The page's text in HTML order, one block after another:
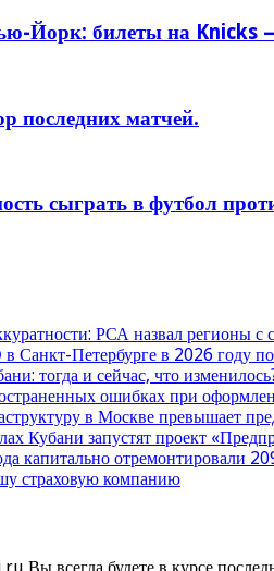
Йорк: билеты на Knicks
последних матчей.
сыграть в футбол
РСА назвал регионы с
Петербурге в 2026 году
тогда и сейчас, что
ошибках при
в Москве превышает
Кубани запустят проект
капитально отремонтировали
страховую компанию